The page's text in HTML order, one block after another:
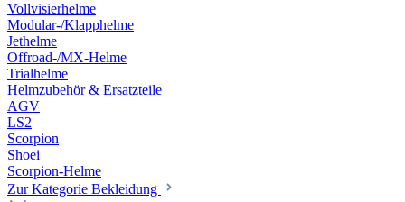
Vollvisierhelme
Modular-/Klapphelme
Jethelme
Offroad-/MX-Helme
Trialhelme
Helmzubehör & Ersatzteile
AGV
LS2
Scorpion
Shoei
Scorpion-Helme
Zur Kategorie Bekleidung